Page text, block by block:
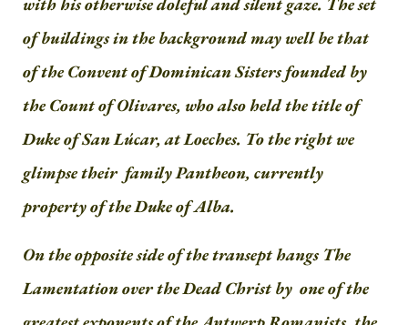
of buildings in the background may well be that
of the Convent of Dominican Sisters founded by
the Count of Olivares, who also held the title of
Duke of San Lúcar, at Loeches. To the right we
glimpse their family Pantheon, currently
property of the Duke of Alba.
On the opposite side of the transept hangs The
Lamentation over the Dead Christ by one of the